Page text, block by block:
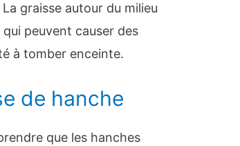
graisse autour du milieu
peuvent causer des
à tomber enceinte.
de hanche
que les hanches